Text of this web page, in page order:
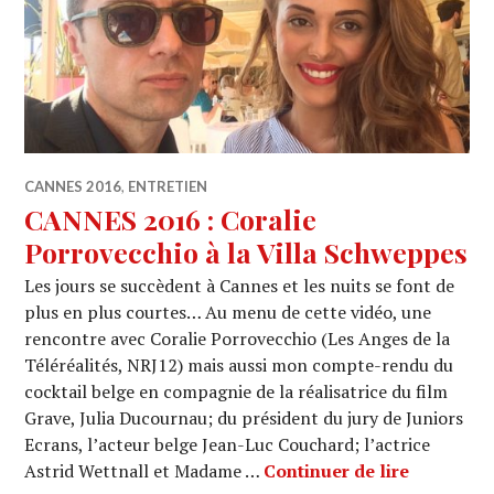
CANNES 2016, ENTRETIEN
CANNES 2016 : Coralie
Porrovecchio à la Villa Schweppes
Les jours se succèdent à Cannes et les nuits se font de
plus en plus courtes… Au menu de cette vidéo, une
rencontre avec Coralie Porrovecchio (Les Anges de la
Téléréalités, NRJ12) mais aussi mon compte-rendu du
cocktail belge en compagnie de la réalisatrice du film
Grave, Julia Ducournau; du président du jury de Juniors
Ecrans, l’acteur belge Jean-Luc Couchard; l’actrice
Astrid Wettnall et Madame … Continuer de lireCANNES